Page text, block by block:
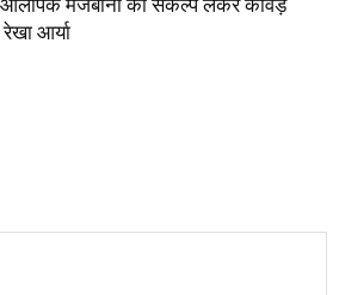
मेजबानी का संकल्प लेकर कावड़
आर्या